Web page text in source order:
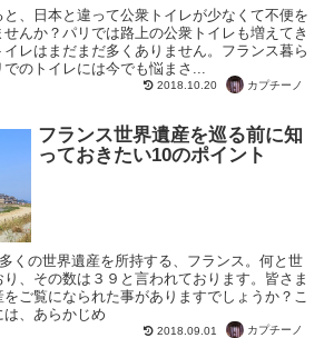
、日本と違って公衆トイレが少なくて不便を
んか？パリでは路上の公衆トイレも増えてき
レはまだまだ多くありません。フランス暮ら
のトイレには今でも悩まさ...
2018.10.20 カプチーノ
フランス世界遺産を巡る前に知
っておきたい10のポイント
くの世界遺産を所持する、フランス。何と世
、その数は３９と言われております。皆さま
ご覧になられた事がありますでしょうか？こ
、あらかじめ
2018.09.01 カプチーノ